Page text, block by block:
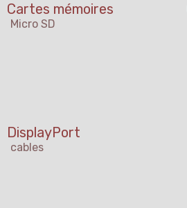
Cartes mémoires
Micro SD
DisplayPort
cables